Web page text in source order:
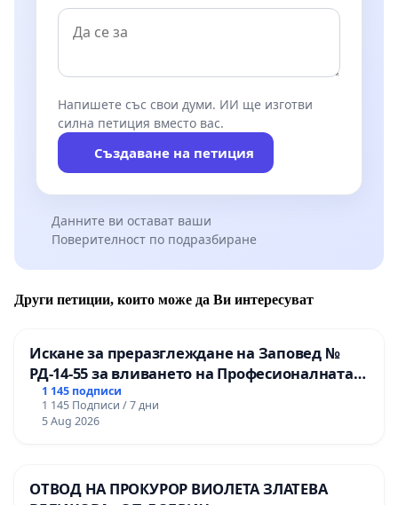
Напишете със свои думи. ИИ ще изготви
силна петиция вместо вас.
Създаване на петиция
Данните ви остават ваши
Поверителност по подразбиране
Други петиции, които може да Ви интересуват
Искане за преразглеждане на Заповед №
РД-14-55 за вливането на Професионалната
гимназия по промишлени технологии в
Професионалната гимназия по икономика и
мениджмънт – гр. Пазарджик
1 145 подписи
1 145 Подписи / 7 дни
5 Aug 2026
ОТВОД НА ПРОКУРОР ВИОЛЕТА ЗЛАТЕВА